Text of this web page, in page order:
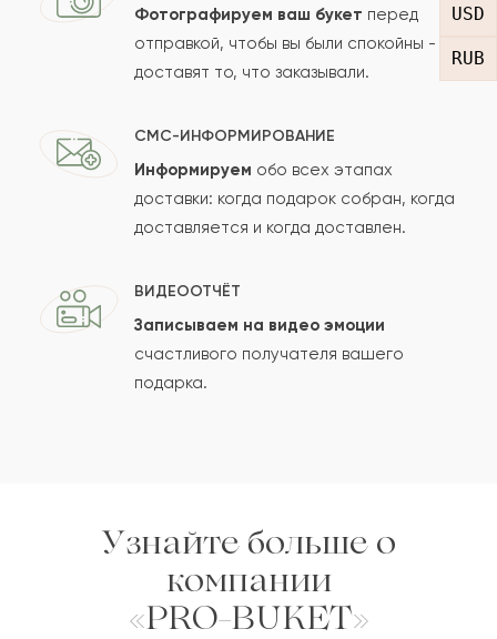
USD
RUB
Сколько будет
Отзыв будет опубликован после проверки.
Проверяем на спам.
Фотографируем ваш букет перед
отправкой, чтобы вы были спокойны -
доставят то, что заказывали.
СМС-ИНФОРМИРОВАНИЕ
Информируем обо всех этапах
доставки: когда подарок собран, когда
доставляется и когда доставлен.
ВИДЕООТЧЁТ
Записываем на видео эмоции
счастливого получателя вашего
подарка.
Узнайте больше о
компании
«PRO-BUKET»